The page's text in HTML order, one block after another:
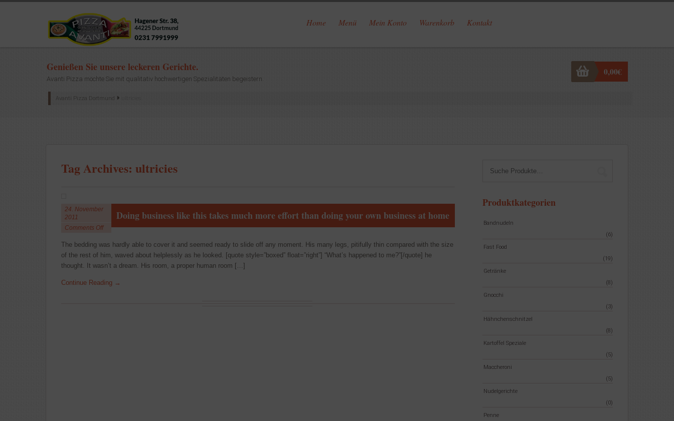
Home Menü Mein Konto Warenkorb Kontakt
Genießen Sie unsere leckeren Gerichte.
Avanti Pizza möchte Sie mit qualitativ hochwertigen Spezialitäten begeistern.
Avanti Pizza Dortmund
0,00€
Tag Archives: ultricies
24. November
2011
Comments Off
Doing business like this takes much more effort than doing your own business at home
The bedding was hardly able to cover it and seemed ready to slide off any moment. His many legs, pitifully thin compared with the size
of the rest of him, waved about helplessly as he looked. [quote style=”boxed” float=”right”] “What’s happened to me?”[/quote] he
thought. It wasn’t a dream. His room, a proper human room […]
Continue Reading →
Produktkategorien
Bandnudeln
(6)
Fast Food
(19)
Getränke
(8)
Gnocchi
(3)
Hähnchenschnitzel
(8)
Kartoffel Speziale
(5)
Maccheroni
(5)
Nudelgerichte
(0)
Penne